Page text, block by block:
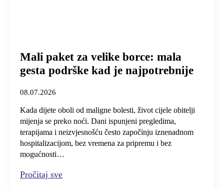
Mali paket za velike borce: mala
gesta podrške kad je najpotrebnije
08.07.2026
Kada dijete oboli od maligne bolesti, život cijele obitelji
mijenja se preko noći. Dani ispunjeni pregledima,
terapijama i neizvjesnošću često započinju iznenadnom
hospitalizacijom, bez vremena za pripremu i bez
mogućnosti…
Pročitaj sve